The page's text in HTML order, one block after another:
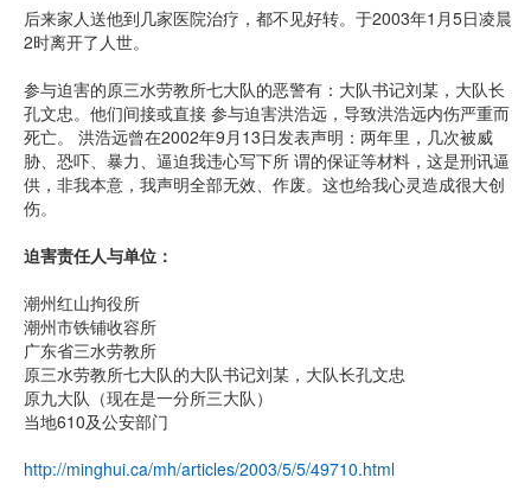
后来家人送他到几家医院治疗，都不见好转。于2003年1月5日凌晨
2时离开了人世。
参与迫害的原三水劳教所七大队的恶警有：大队书记刘某，大队长
孔文忠。他们间接或直接 参与迫害洪浩远，导致洪浩远内伤严重而
死亡。 洪浩远曾在2002年9月13日发表声明：两年里，几次被威
胁、恐吓、暴力、逼迫我违心写下所 谓的保证等材料，这是刑讯逼
供，非我本意，我声明全部无效、作废。这也给我心灵造成很大创
伤。
迫害责任人与单位：
潮州红山拘役所
潮州市铁铺收容所
广东省三水劳教所
原三水劳教所七大队的大队书记刘某，大队长孔文忠
原九大队（现在是一分所三大队）
当地610及公安部门
http://minghui.ca/mh/articles/2003/5/5/49710.html